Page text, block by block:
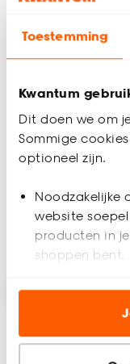
Toestemming
Kwantum
Dit doen we om
Sommige
optioneel zijn.
Noodzakelijke
website
producten in
shoppen bent.
Analytische
website te
5( 1)
185.
-
Binnen 2-3